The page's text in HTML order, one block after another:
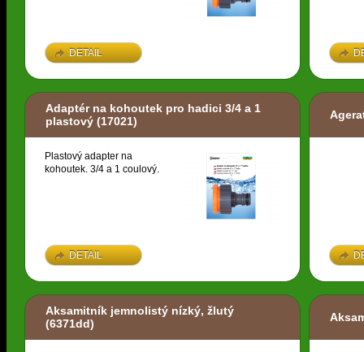
DETAIL
Adaptér na kohoutek pro hadici 3/4 a 1
plastový (17021)
Plastový adapter na
kohoutek. 3/4 a 1 coulový.
DETAIL
Aksamitník jemnolistý nízký, žlutý
(6371dd)